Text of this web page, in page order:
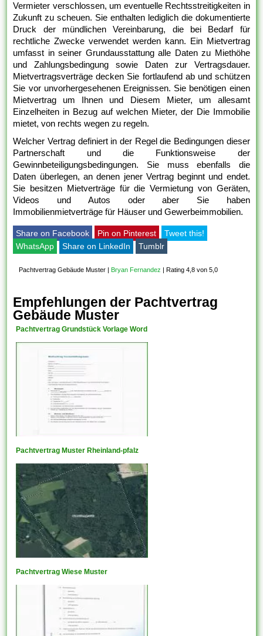
Vermieter verschlossen, um eventuelle Rechtsstreitigkeiten in
Zukunft zu scheuen. Sie enthalten lediglich die dokumentierte
Druck der mündlichen Vereinbarung, die bei Bedarf für
rechtliche Zwecke verwendet werden kann. Ein Mietvertrag
umfasst in seiner Grundausstattung alle Daten zu Miethöhe
und Zahlungsbedingung sowie Daten zur Vertragsdauer.
Mietvertragsverträge decken Sie fortlaufend ab und schützen
Sie vor unvorhergesehenen Ereignissen. Sie benötigen einen
Mietvertrag um Ihnen und Diesem Mieter, um allesamt
Einzelheiten in Bezug auf welchen Mieter, der Die Immobilie
mietet, von rechts wegen zu regeln.
Welcher Vertrag definiert in der Regel die Bedingungen dieser
Partnerschaft und die Funktionsweise der
Gewinnbeteiligungsbedingungen. Sie muss ebenfalls die
Daten überlegen, an denen jener Vertrag beginnt und endet.
Sie besitzen Mietverträge für die Vermietung von Geräten,
Videos und Autos oder aber Sie haben
Immobilienmietverträge für Häuser und Gewerbeimmobilien.
Share on Facebook Pin on Pinterest
Tweet this!
WhatsApp
Share on LinkedIn Tumblr
Pachtvertrag Gebäude Muster Bryan Fernandez Rating 4,8 von 5,0
Empfehlungen der Pachtvertrag
Gebäude Muster
Pachtvertrag Grundstück Vorlage Word
Pachtvertrag Muster Rheinland-pfalz
Pachtvertrag Wiese Muster